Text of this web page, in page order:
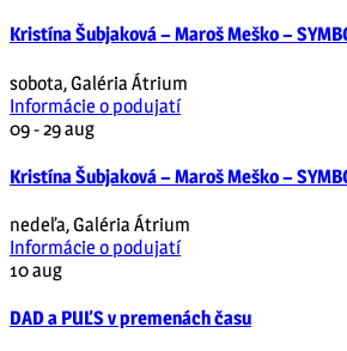
Kristína Šubjaková – Maroš Meško –
sobota,Galéria Átrium
Informácie o podujatí
09 - 29aug
Kristína Šubjaková – Maroš Meško –
nedeľa,Galéria Átrium
Informácie o podujatí
10aug
DAD a PUĽS v premenách času